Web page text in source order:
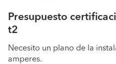
Presupuesto
t2
Necesito un plano de la
amperes.